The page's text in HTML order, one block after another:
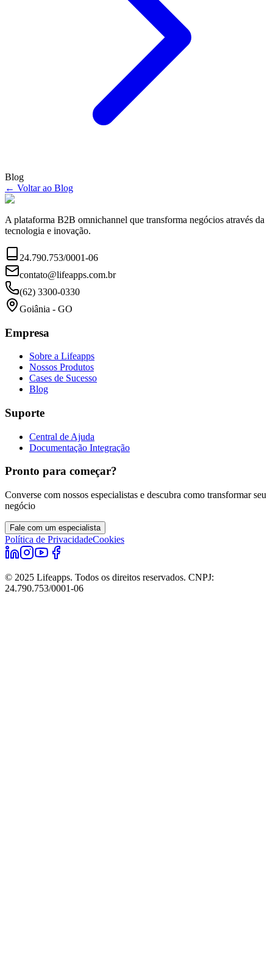
Blog
← Voltar ao Blog
A plataforma B2B omnichannel que transforma negócios através da
tecnologia e inovação.
24.790.753/0001-06
contato@lifeapps.com.br
(62) 3300-0330
Goiânia - GO
Empresa
Sobre a Lifeapps
Nossos Produtos
Cases de Sucesso
Blog
Suporte
Central de Ajuda
Documentação Integração
Pronto para começar?
Converse com nossos especialistas e descubra como transformar seu
negócio
Fale com um especialista
Política de PrivacidadeCookies
© 2025 Lifeapps. Todos os direitos reservados. CNPJ:
24.790.753/0001-06